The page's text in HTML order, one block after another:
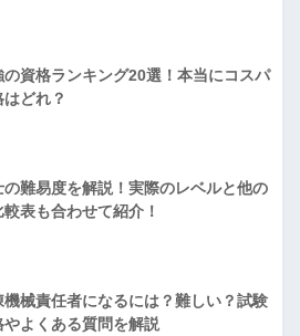
の資格ランキング20選！本当にコスパ
どれ？
の難易度を解説！実際のレベルと他の
表も合わせて紹介！
機械責任者になるには？難しい？試験
やよくある質問を解説